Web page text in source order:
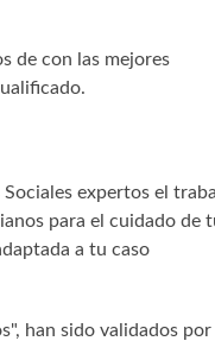
de con las mejores
expertos el
para el cuidado de
a tu caso
han sido validados por